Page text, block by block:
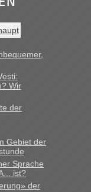
Re: An welchem
geht es am
ausgereist,
15 Fahrzeuge
nach ca 20
geht es am
Ukraine/
Wollen
Wir
der
Gebiet der
Sprache
ist?
der